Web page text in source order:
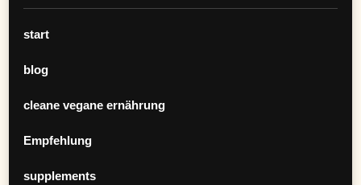
start
blog
cleane vegane ernährung
Empfehlung
supplements